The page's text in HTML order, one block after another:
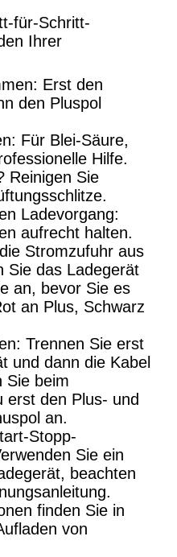
für-Schritt-
Ihrer
Erst den
den Pluspol
Für Blei-Säure,
Hilfe.
Reinigen Sie
Ladevorgang:
aufrecht halten.
Stromzufuhr aus
Sie das Ladegerät
an, bevor Sie es
an Plus, Schwarz
Trennen Sie erst
und dann die Kabel
Sie beim
erst den Plus- und
an.
Stopp-
Sie ein
beachten
finden Sie in
von